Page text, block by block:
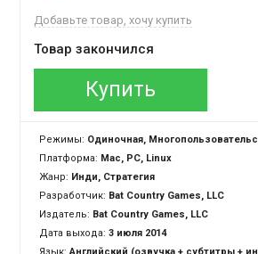
Добавьте товар, хочу купить
Товар закончился
Купить
Режимы: Одиночная, Многопользовательская, Cross-Platform Multiplayer
Платформа: Mac, PC, Linux
Жанр: Инди, Стратегия
Разработчик: Bat Country Games, LLC
Издатель: Bat Country Games, LLC
Дата выхода: 3 июля 2014